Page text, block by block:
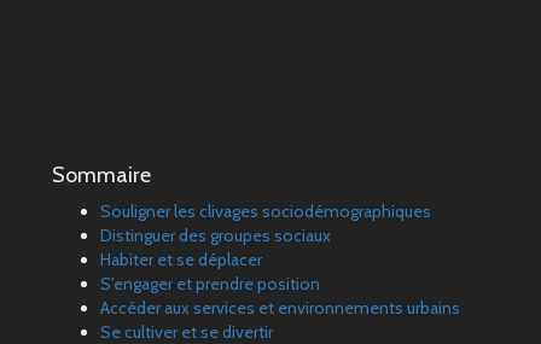
Sommaire
Souligner les clivages sociodémographiques
Distinguer des groupes sociaux
Habiter et se déplacer
S'engager et prendre position
Accéder aux services et environnements urbains
Se cultiver et se divertir